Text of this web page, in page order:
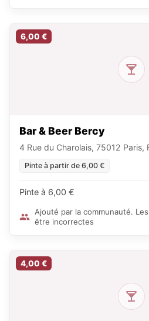
6,00 €
Bar & Beer Bercy
4 Rue du Charolais, 75012 Paris,
Pinte à partir de 6,00 €
Pinte à 6,00 €
Ajouté par la communauté.
être incorrectes
4,00 €